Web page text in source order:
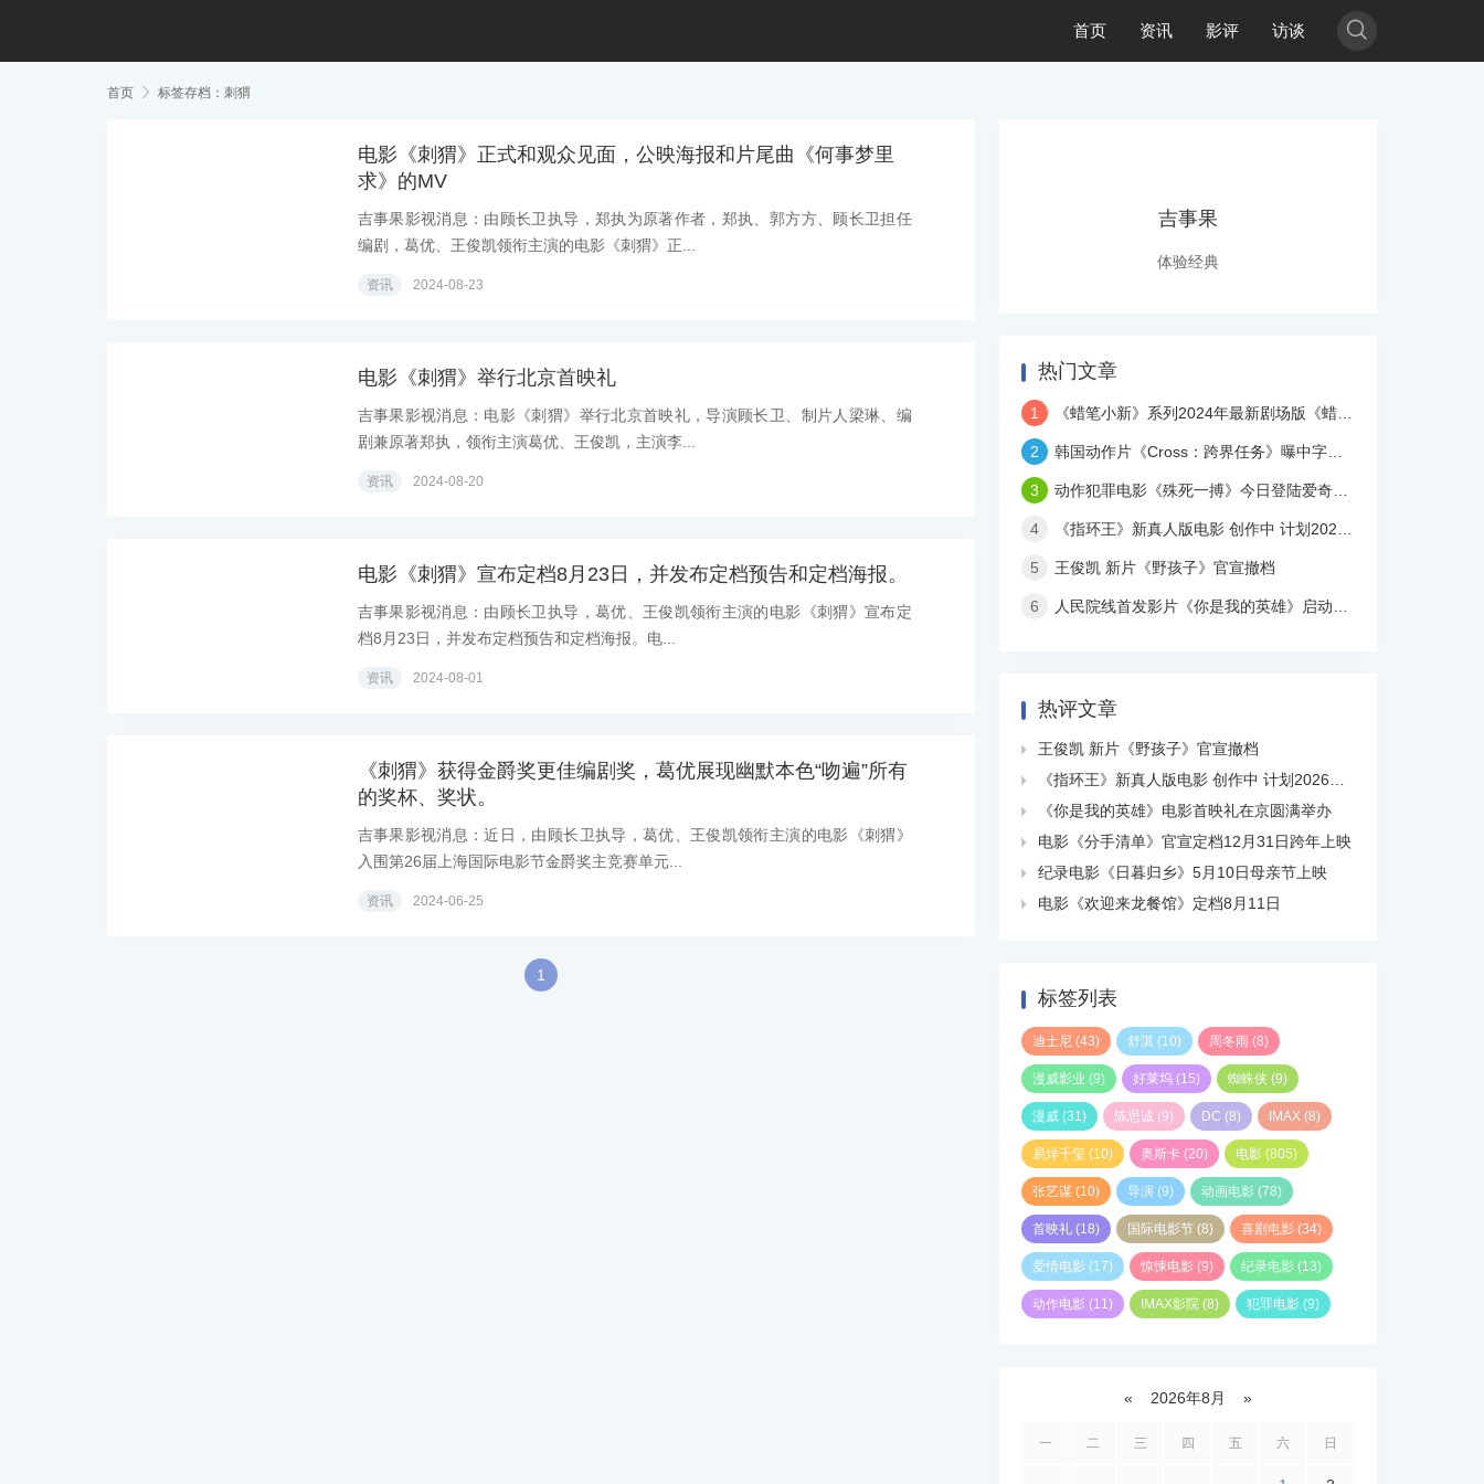
首页 资讯 影评 访谈 
首页  标签存档：刺猬
电影《刺猬》正式和观众见面，公映海报和片尾曲《何事梦里
求》的MV
吉事果影视消息：由顾长卫执导，郑执为原著作者，郑执、郭方方、顾长卫担任
编剧，葛优、王俊凯领衔主演的电影《刺猬》正...
资讯 2024-08-23
电影《刺猬》举行北京首映礼
吉事果影视消息：电影《刺猬》举行北京首映礼，导演顾长卫、制片人梁琳、编
剧兼原著郑执，领衔主演葛优、王俊凯，主演李...
资讯 2024-08-20
电影《刺猬》宣布定档8月23日，并发布定档预告和定档海报。
吉事果影视消息：由顾长卫执导，葛优、王俊凯领衔主演的电影《刺猬》宣布定
档8月23日，并发布定档预告和定档海报。电...
资讯 2024-08-01
《刺猬》获得金爵奖更佳编剧奖，葛优展现幽默本色“吻遍”所有
的奖杯、奖状。
吉事果影视消息：近日，由顾长卫执导，葛优、王俊凯领衔主演的电影《刺猬》
入围第26届上海国际电影节金爵奖主竞赛单元...
资讯 2024-06-25
1
吉事果
体验经典
热门文章
1 《蜡笔小新》系列2024年最新剧场版《蜡笔小新：我们的恐龙日记》官宣即将登陆中国大银幕
2 韩国动作片《Cross：跨界任务》曝中字预告
3 动作犯罪电影《殊死一搏》今日登陆爱奇艺云影院。
4 《指环王》新真人版电影 创作中 计划2026年上映
5 王俊凯 新片《野孩子》官宣撤档​
6 人民院线首发影片《你是我的英雄》启动全国点映
热评文章

王俊凯 新片《野孩子》官宣撤档​

《指环王》新真人版电影 创作中 计划2026年上映

《你是我的英雄》电影首映礼在京圆满举办

电影《分手清单》官宣定档12月31日跨年上映

纪录电影《日暮归乡》5月10日母亲节上映

电影《欢迎来龙餐馆》定档8月11日
标签列表
迪士尼 (43) 舒淇 (10) 周冬雨 (8)
漫威影业 (9) 好莱坞 (15) 蜘蛛侠 (9)
漫威 (31) 陈思诚 (9) DC (8) IMAX (8)
易烊千玺 (10) 奥斯卡 (20) 电影 (805)
张艺谋 (10) 导演 (9) 动画电影 (78)
首映礼 (18) 国际电影节 (8) 喜剧电影 (34)
爱情电影 (17) 惊悚电影 (9) 纪录电影 (13)
动作电影 (11) IMAX影院 (8) 犯罪电影 (9)
« 2026年8月 »
一 二 三 四 五 六 日